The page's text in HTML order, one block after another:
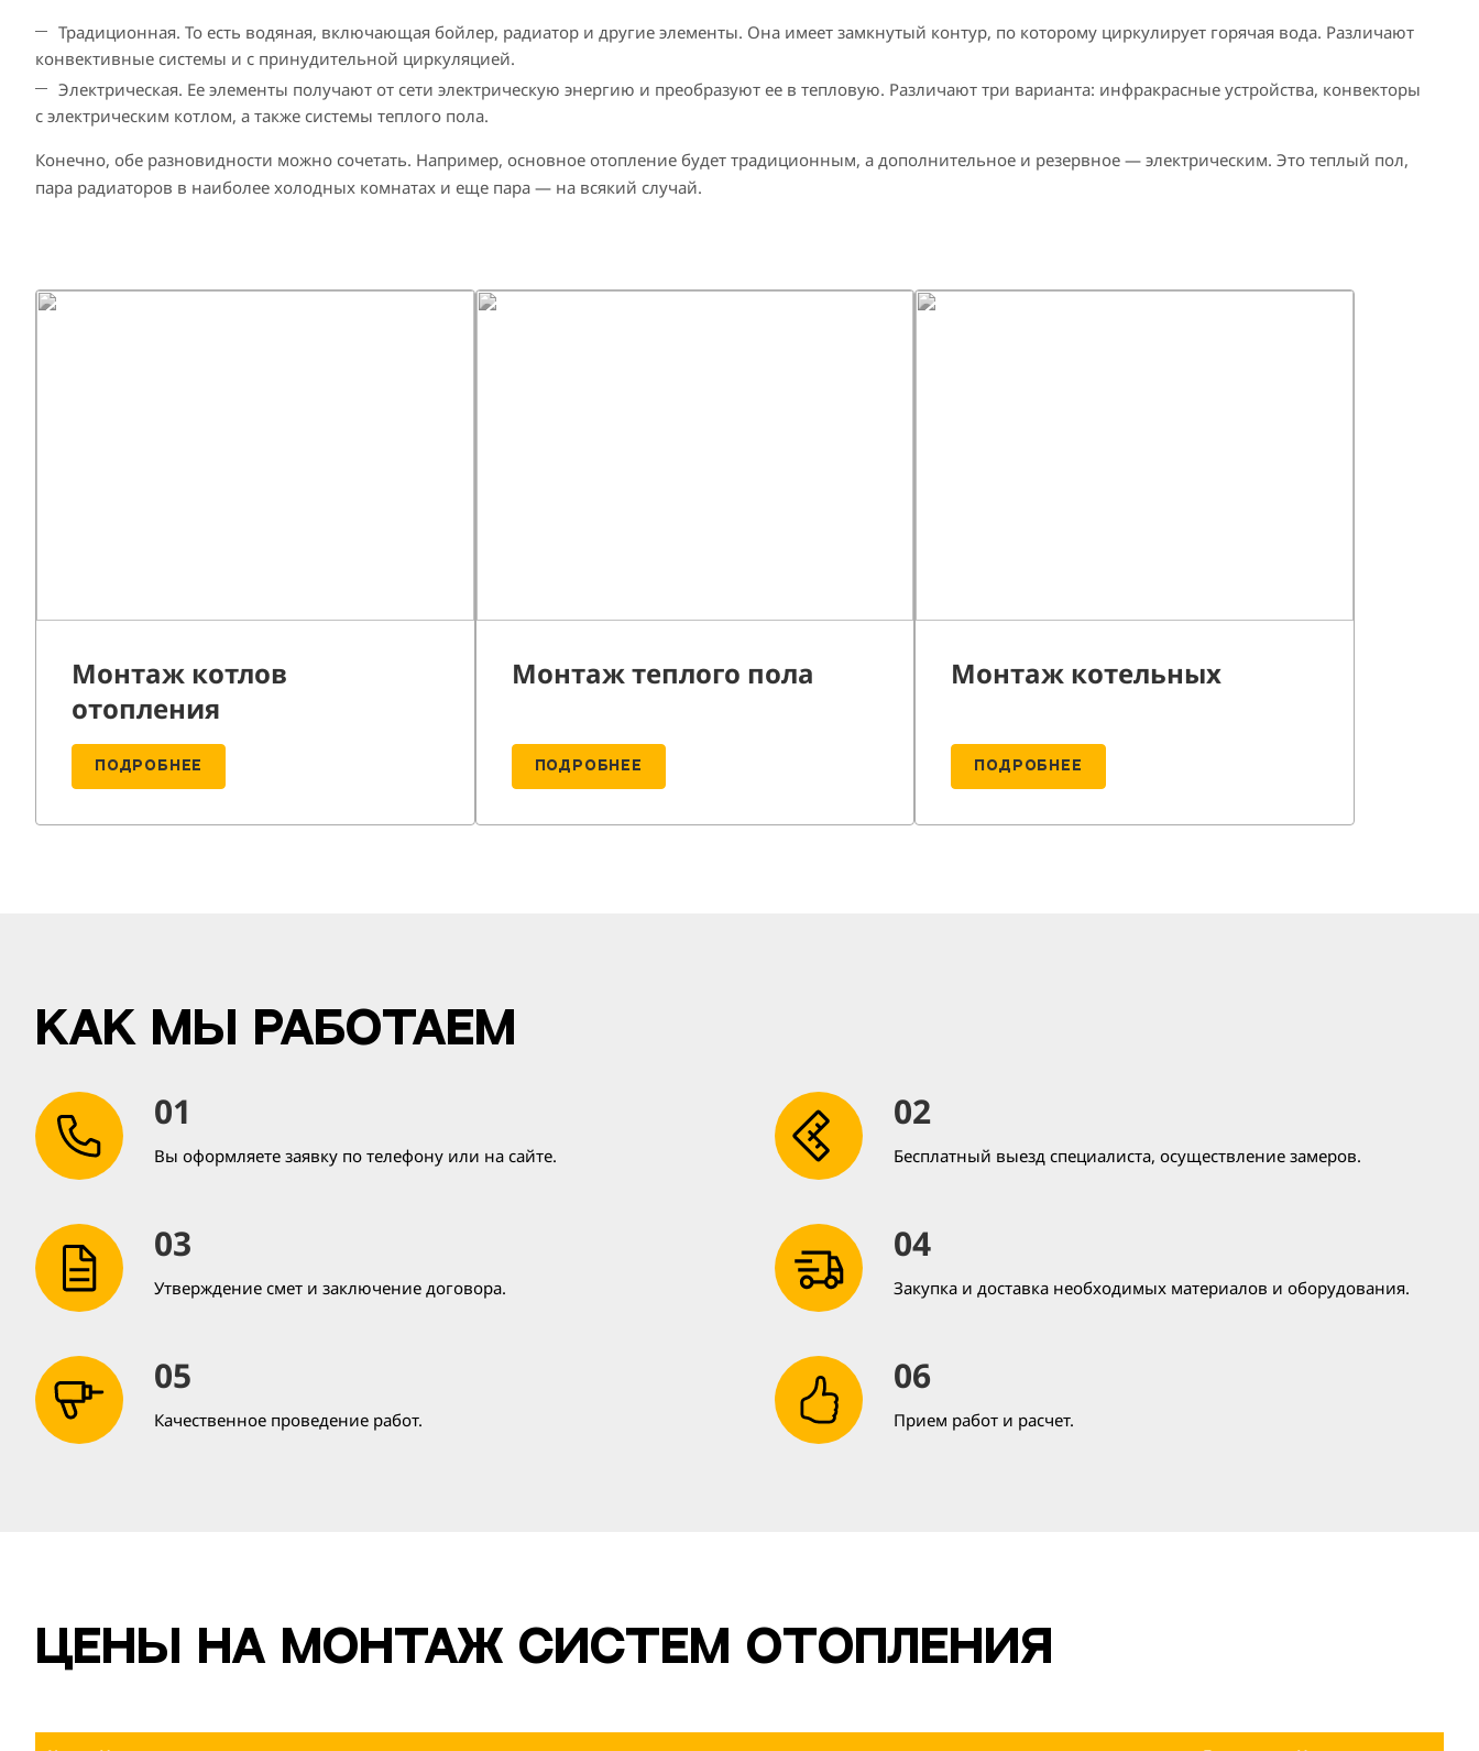
Традиционная. То есть водяная, включающая бойлер, радиатор и другие элементы. Она имеет замкнутый контур, по которому циркулирует горячая вода. Различают
конвективные системы и с принудительной циркуляцией.
Электрическая. Ее элементы получают от сети электрическую энергию и преобразуют ее в тепловую. Различают три варианта: инфракрасные устройства, конвекторы
с электрическим котлом, а также системы теплого пола.
Конечно, обе разновидности можно сочетать. Например, основное отопление будет традиционным, а дополнительное и резервное — электрическим. Это теплый пол,
пара радиаторов в наиболее холодных комнатах и еще пара — на всякий случай.
Монтаж котлов
отопления
ПОДРОБНЕЕ
Монтаж теплого пола
ПОДРОБНЕЕ
Монтаж котельных
ПОДРОБНЕЕ
Как мы работаем
01
Вы оформляете заявку по телефону или на сайте.
02
Бесплатный выезд специалиста, осуществление замеров.
03
Утверждение смет и заключение договора.
04
Закупка и доставка необходимых материалов и оборудования.
05
Качественное проведение работ.
06
Прием работ и расчет.
Цены на монтаж систем отопления